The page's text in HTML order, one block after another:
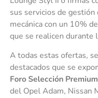
sus servicios de
mecánica con un 10%
que se realicen durante
A todas estas ofertas,
destacados que se
Foro Selección Premium
del Opel Adam, Nissan